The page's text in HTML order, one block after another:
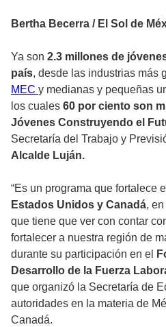
Bertha Becerra / El Sol de
Ya son 2.3 millones de
país, desde las industrias más
MEC y medianas y pequeñas
los cuales 60 por ciento son
Jóvenes Construyendo el
Secretaría del Trabajo y
Alcalde Luján.
“Es un programa que fortalece el
Estados Unidos y Canadá,
que tiene que ver con contar
fortalecer a nuestra región de
durante su participación en el
Desarrollo de la Fuerza
que organizó la Secretaría de
autoridades en la materia de
Canadá.